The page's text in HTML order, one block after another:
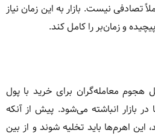
تصادفی نیست. بازار به این زمان نیاز
و زمان‌بر را کامل کند.
معامله‌گران برای خرید با پول
بازار انباشته می‌شود. پیش از آنکه
این اهرم‌ها باید تخلیه شوند و از بین